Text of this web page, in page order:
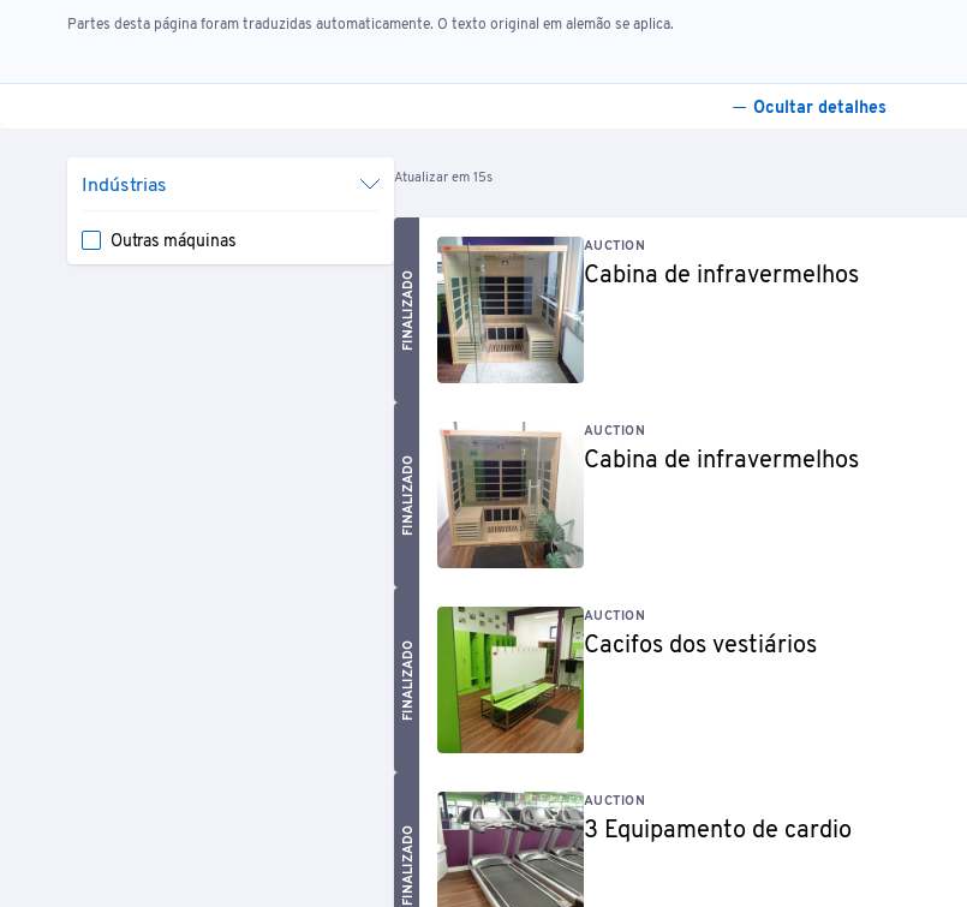
Partes desta página foram traduzidas automaticamente. O texto original em alemão se aplica.
Ocultar detalhes
Indústrias
Outras máquinas
Atualizar em 15s
FINALIZADO
AUCTION
Cabina de infravermelhos
FINALIZADO
AUCTION
Cabina de infravermelhos
FINALIZADO
AUCTION
Cacifos dos vestiários
FINALIZADO
AUCTION
3 Equipamento de cardio